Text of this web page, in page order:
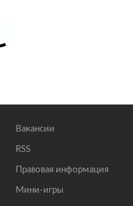
Вакансии
RSS
Правовая информация
Мини-игры